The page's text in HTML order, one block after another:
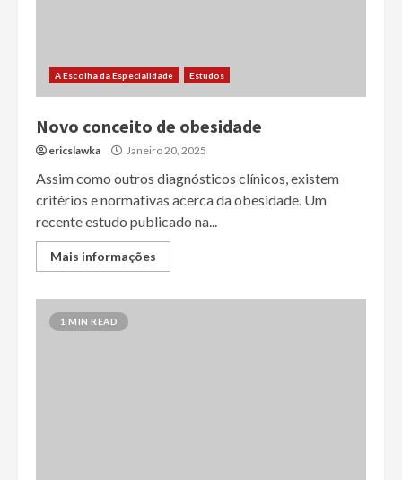
A Escolha da Especialidade Estudos
Novo conceito de obesidade
ericslawka Janeiro 20, 2025
Assim como outros diagnósticos clínicos, existem
critérios e normativas acerca da obesidade. Um
recente estudo publicado na...
Mais informações
1 MIN READ